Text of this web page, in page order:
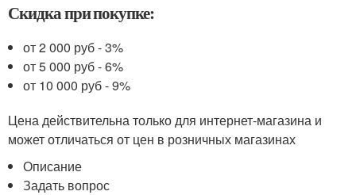
Скидка при покупке:
от 2 000 руб - 3%
от 5 000 руб - 6%
от 10 000 руб - 9%
Цена действительна только для интернет-магазина и
может отличаться от цен в розничных магазинах
Описание
Задать вопрос